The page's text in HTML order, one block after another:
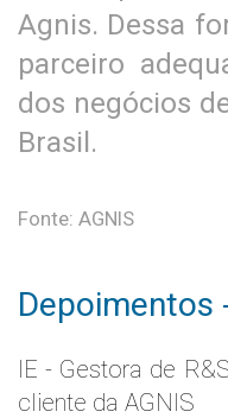
Agnis. Dessa
parceiro
dos negócios
Brasil.
Fonte: AGNIS
Depoimentos
IE - Gestora de
cliente da AGNIS